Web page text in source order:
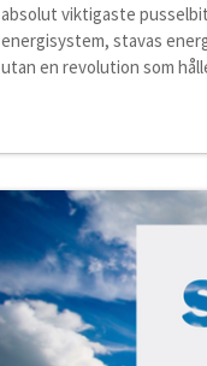
absolut viktigaste
energisystem, stavas
utan en revolution som